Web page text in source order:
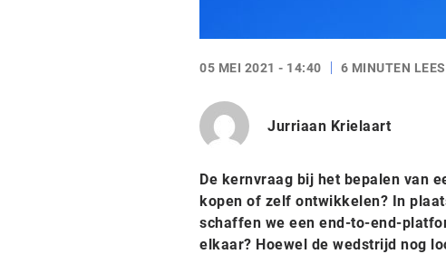
05 MEI 2021 - 14:40 6 MINUTEN
Jurriaan Krielaart
De kernvraag bij het bepalen van
kopen of zelf ontwikkelen? In
schaffen we een end-to-end-
elkaar? Hoewel de wedstrijd nog